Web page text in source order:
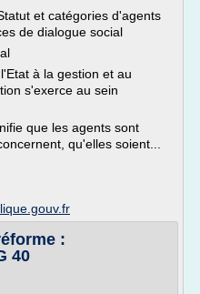
et catégories d'agents
de dialogue social
à la gestion et au
s'exerce au sein
que les agents sont
qu'elles soient...
:
40